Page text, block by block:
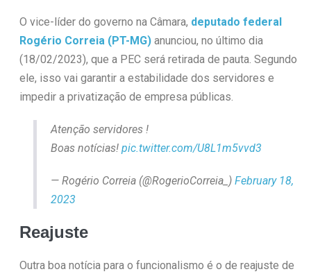
O vice-líder do governo na Câmara, deputado federal
Rogério Correia (PT-MG)anunciou, no último dia
(18/02/2023), que a PEC será retirada de pauta. Segundo
ele, isso vai garantir a estabilidade dos servidores e
impedir a privatização de empresa públicas.
Atenção servidores !
Boas notícias! pic.twitter.com/U8L1m5vvd3
— Rogério Correia (@RogerioCorreia_) February 18,
2023
Reajuste
Outra boa notícia para o funcionalismo é o de reajuste de